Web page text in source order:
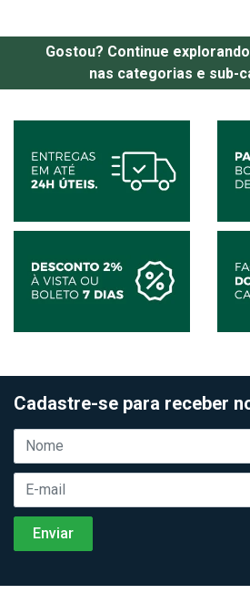
Gostou? Continue
nas categorias e sub-
Cadastre-se para receber